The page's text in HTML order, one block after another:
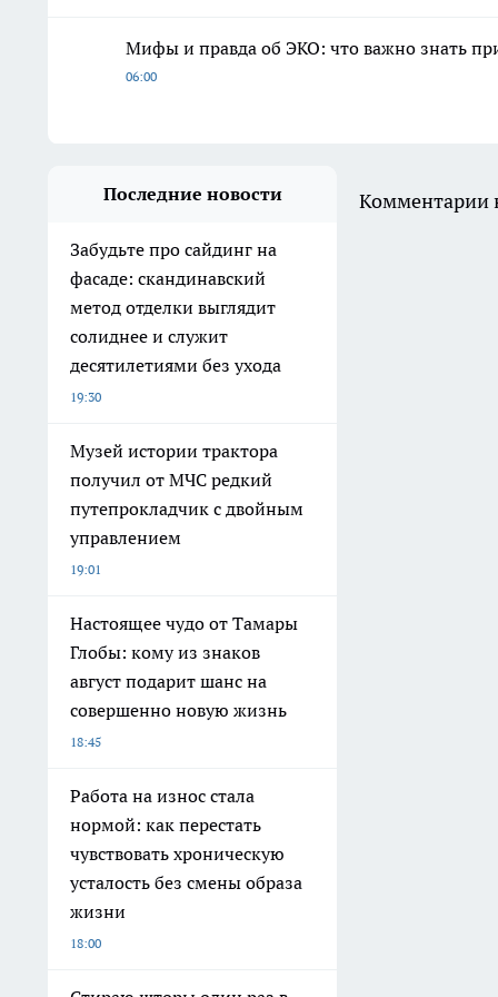
Мифы и правда об ЭКО: что важно знать
06:00
Последние новости
Забудьте про сайдинг на
фасаде: скандинавский
метод отделки выглядит
солиднее и служит
десятилетиями без ухода
19:30
Музей истории трактора
получил от МЧС редкий
путепрокладчик с двойным
управлением
19:01
Настоящее чудо от Тамары
Глобы: кому из знаков
август подарит шанс на
совершенно новую жизнь
18:45
Работа на износ стала
нормой: как перестать
чувствовать хроническую
усталость без смены образа
жизни
18:00
Комментарии